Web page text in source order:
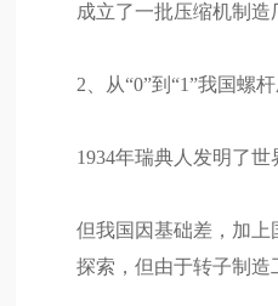
成立了一批压缩机制造
2、从“0”到“1”我国螺
1934年瑞典人发明了
但我国因基础差，加
探索，但由于转子制造